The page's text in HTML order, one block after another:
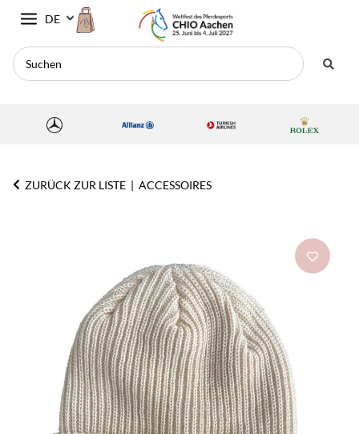
DE
ZURÜCK ZUR LISTE ACCESSOIRES